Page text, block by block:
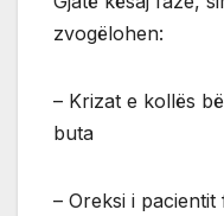
zvogëlohen:
– Krizat e kollës
buta
– Oreksi i